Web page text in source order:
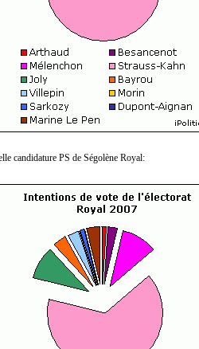
candidature PS de Ségolène Royal: